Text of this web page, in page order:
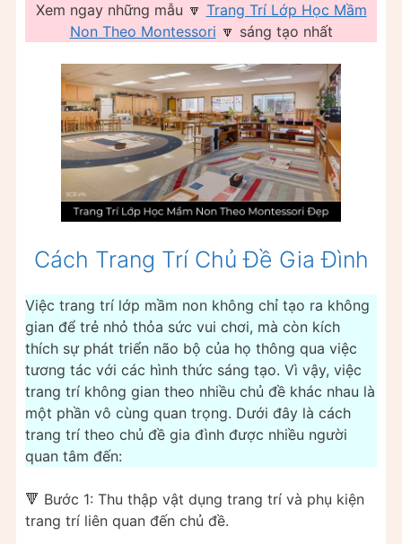
Xem ngay những mẫu 🔽 Trang Trí Lớp Học Mầm
Non Theo Montessori 🔽 sáng tạo nhất
Cách Trang Trí Chủ Đề Gia Đình
Việc trang trí lớp mầm non không chỉ tạo ra không
gian để trẻ nhỏ thỏa sức vui chơi, mà còn kích
thích sự phát triển não bộ của họ thông qua việc
tương tác với các hình thức sáng tạo. Vì vậy, việc
trang trí không gian theo nhiều chủ đề khác nhau là
một phần vô cùng quan trọng. Dưới đây là cách
trang trí theo chủ đề gia đình được nhiều người
quan tâm đến:
🔻 Bước 1: Thu thập vật dụng trang trí và phụ kiện
trang trí liên quan đến chủ đề.